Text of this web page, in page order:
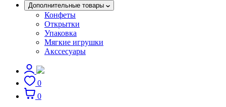
Дополнительные товары
Конфеты
Открытки
Упаковка
Мягкие игрушки
Акссесуары
0
0